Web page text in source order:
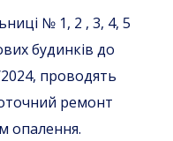
№ 1, 2 , 3, 4, 5
будинків до
проводять
ремонт
опалення.